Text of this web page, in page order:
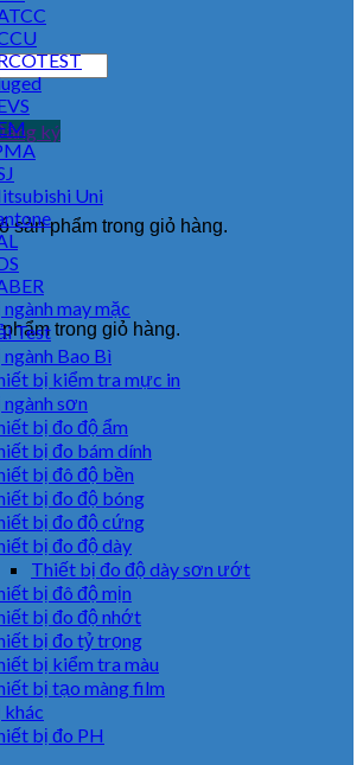
ký
sản phẩm trong giỏ hàng.
trong giỏ hàng.
Uni
may mặc
Test
Bao Bì
bị kiểm tra mực in
sơn
bị đo độ ẩm
bị đo bám dính
bị đô độ bền
bị đo độ bóng
bị đo độ cứng
bị đo độ dày
Thiết bị đo độ dày sơn ướt
bị đô độ mịn
bị đo độ nhớt
bị đo tỷ trọng
bị kiểm tra màu
bị tạo màng film
bị đo PH